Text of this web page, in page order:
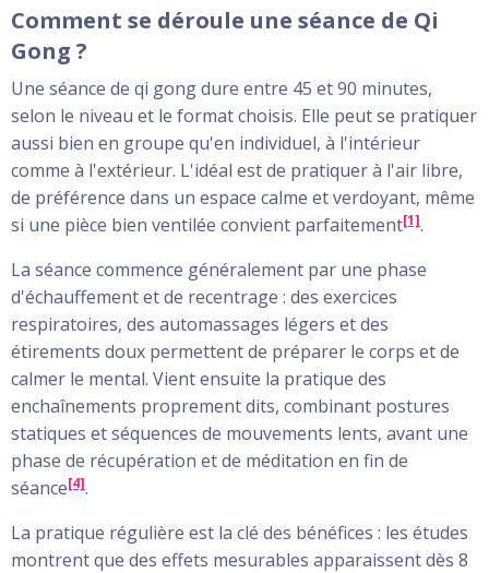
Comment se déroule une séance de Qi
Gong ?
Une séance de qi gong dure entre 45 et 90 minutes,
selon le niveau et le format choisis. Elle peut se pratiquer
aussi bien en groupe qu'en individuel, à l'intérieur
comme à l'extérieur. L'idéal est de pratiquer à l'air libre,
de préférence dans un espace calme et verdoyant, même
si une pièce bien ventilée convient parfaitement[1].
La séance commence généralement par une phase
d'échauffement et de recentrage : des exercices
respiratoires, des automassages légers et des
étirements doux permettent de préparer le corps et de
calmer le mental. Vient ensuite la pratique des
enchaînements proprement dits, combinant postures
statiques et séquences de mouvements lents, avant une
phase de récupération et de méditation en fin de
séance[4].
La pratique régulière est la clé des bénéfices : les études
montrent que des effets mesurables apparaissent dès 8